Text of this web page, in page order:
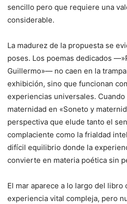
sencillo pero que requiere una
considerable.
La madurez de la propuesta se
poses. Los poemas dedicados
Guillermo»— no caen en la
exhibición, sino que funcionan
experiencias universales. Cuando
maternidad en «Soneto y
perspectiva que elude tanto el
complaciente como la frialdad
difícil equilibrio donde la
convierte en materia poética sin
El mar aparece a lo largo del
experiencia vital compleja, pero